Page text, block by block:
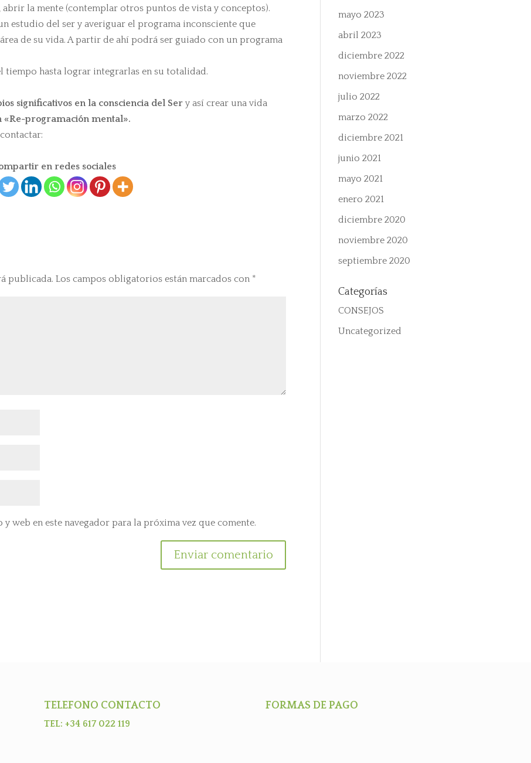
la mente (contemplar otros puntos de vista y conceptos).
estudio del ser y averiguar el programa inconsciente que
de su vida. A partir de ahí podrá ser guiado con un programa
tiempo hasta lograr integrarlas en su totalidad.
significativos en la consciencia del Ser y así crear una vida
«Re-programación mental».
en redes sociales
publicada. Los campos obligatorios están marcados con *
web en este navegador para la próxima vez que comente.
mayo 2023
abril 2023
diciembre 2022
noviembre 2022
julio 2022
marzo 2022
diciembre 2021
junio 2021
mayo 2021
enero 2021
diciembre 2020
noviembre 2020
septiembre 2020
Categorías
CONSEJOS
Uncategorized
TELEFONO CONTACTO
TEL: +34 617 022 119
FORMAS DE PAGO